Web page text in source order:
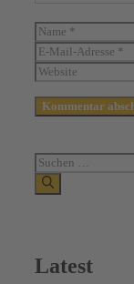
Name
Suchen
nach:
Latest